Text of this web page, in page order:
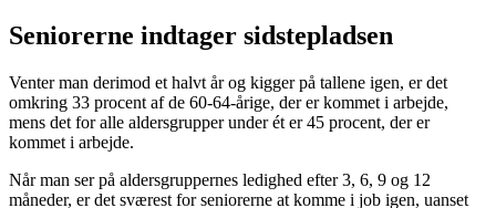
Seniorerne indtager sidstepladsen
Venter man derimod et halvt år og kigger på tallene igen, er det
omkring 33 procent af de 60-64-årige, der er kommet i arbejde,
mens det for alle aldersgrupper under ét er 45 procent, der er
kommet i arbejde.
Når man ser på aldersgruppernes ledighed efter 3, 6, 9 og 12
måneder, er det sværest for seniorerne at komme i job igen, uanset